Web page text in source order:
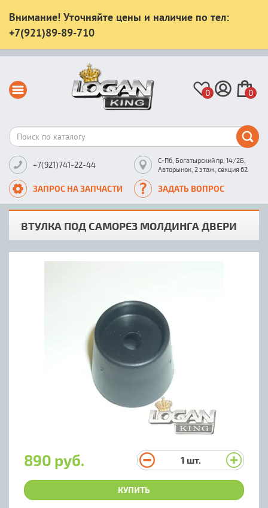
Внимание! Уточняйте цены и наличие по тел:
+7(921)89-89-710
0 0
+7(921)741-22-44
С-Пб, Богатырский пр, 14/2Б,
Авторынок, 2 этаж, секция 62
ЗАПРОС НА ЗАПЧАСТИ ЗАДАТЬ ВОПРОС
ВТУЛКА ПОД САМОРЕЗ МОЛДИНГА ДВЕРИ
890 руб. 1 шт.
КУПИТЬ